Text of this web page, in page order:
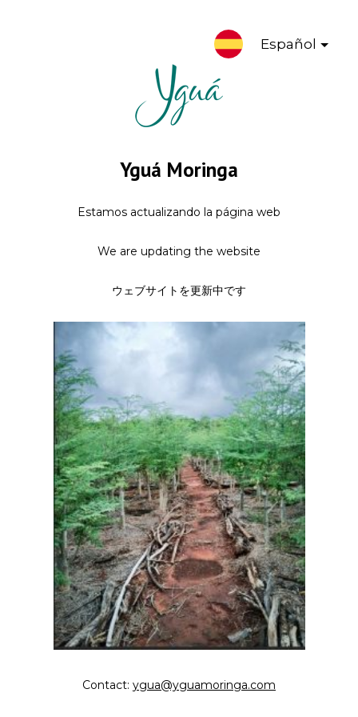
Español
Yguá Moringa
Estamos actualizando la página web
We are updating the website
ウェブサイトを更新中です
Contact: ygua@yguamoringa.com